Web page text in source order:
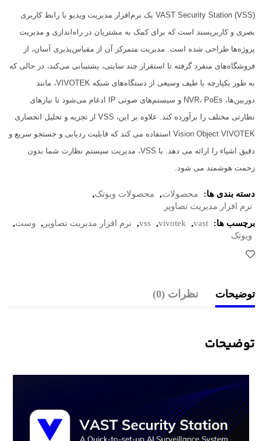
VAST Security Station (VSS) یک نرم‌افزار مدیریت ویدیو با رابط کاربری
بصری و کاربرپسند است که برای کمک به مشتریان در راه‌اندازی و مدیریت
پروژه‌ها طراحی شده است. مدیریت متمرکز آن از مقیاس‌پذیری آسان، از
فروشگاه‌های منفرد گرفته تا استقرار چند سایتی، پشتیبانی می‌کند، در حالی که
به طور یکپارچه با طیف وسیعی از دستگاه‌های شبکه VIVOTEK، مانند
دوربین‌ها، NVR، PoEs و سیستم‌های صوتی IP ادغام می‌شود تا نیازهای
نظارتی مختلف را برآورده کند. علاوه بر این، VSS از تجزیه و تحلیل انحصاری
Vision Object VIVOTEK استفاده می کند که قابلیت ردیابی و جستجو سریع و
دقیق اشیاء را ارائه می دهد. با VSS، مدیریت سیستم نظارت شما بدون
زحمت هوشمند می شود.
دسته بندی ها: محصولات, محصولات ویوتک,
نرم افزار مدیریت تصاویر
برچسب ها:
vast
,
vivotek
,
vss
, نرم افزار مدیریت تصاویر , وست,
ویوتک
توضیحات نظرات (0)
توضیحات